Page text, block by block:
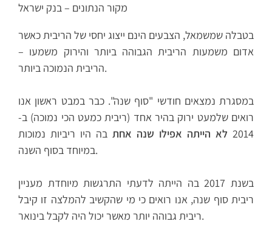
מקור הנתונים – בנק ישראל
בטבלה שמשמאל, הצבעים הינם ייצוג יחסי של הריבית כאשר
אדום משמעות הריבית הגבוהה ביותר והירוק משמעו –
הריבית הנמוכה ביותר.
במסגרת נמצאים חודשי "סוף שנה". כבר במבט ראשון אנו
רואים שלמעט ירוק בהיר אחד (ריבית כמעט הכי נמוכה) ב-
2014 לא הייתה אפילו שנה אחת בה היו ריביות נמוכות
במיוחד בסוף השנה.
בשנת 2017 בה הייתה לדעתי התרגשות מיוחדת מעניין
ריבית סוף שנה, אנו רואים כי מי שהקשיב להמלצה זו קיבל
ריבית גבוהה יותר מאשר יכול היה לקבל בינואר.